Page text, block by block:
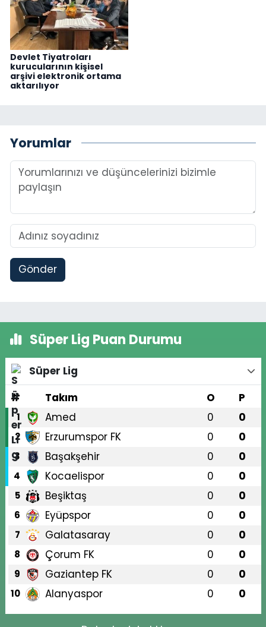
Devlet Tiyatroları
kurucularının kişisel
arşivi elektronik ortama
aktarılıyor
Yorumlar
Gönder
Süper Lig Puan Durumu
Süper Lig
#
Takım O P
1 Amed 0 0
2 Erzurumspor FK 0 0
3 Başakşehir 0 0
4 Kocaelispor 0 0
5 Beşiktaş 0 0
6 Eyüpspor 0 0
7 Galatasaray 0 0
8 Çorum FK 0 0
9 Gaziantep FK 0 0
10 Alanyaspor 0 0